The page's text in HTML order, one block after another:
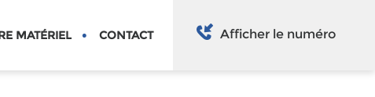
MATÉRIEL CONTACT Afficher le numéro